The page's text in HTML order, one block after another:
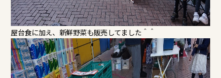
屋台食に加え、新鮮野菜も販売してました＾＾